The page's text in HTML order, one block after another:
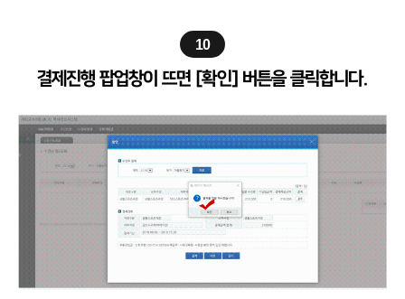
10
결제진행 팝업창이 뜨면 [확인] 버튼을 클릭합니다.